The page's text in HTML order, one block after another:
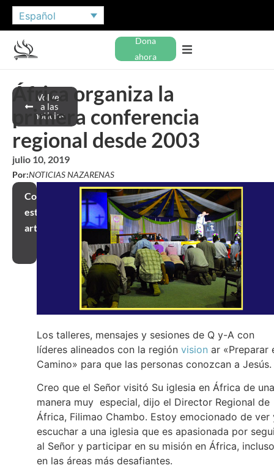
Español
Dona
ahora
Volver
a las
noticias
África organiza la
primera conferencia
regional desde 2003
julio 10, 2019
Por:NOTICIAS NAZARENAS
Compartir
este
artículo
Los talleres, mensajes y sesiones de Q y-A con
líderes alineados con la región vision ar «Preparar
Camino» para que las personas conozcan a Jesús.
Creo que el Señor visitó Su iglesia en África de una
manera muy especial, dijo el Director Regional de
África, Filimao Chambo. Estoy emocionado de ver
escuchar a una iglesia que es apasionada por
al Señor y participar en su misión en África, incluso
en las áreas más desafiantes.